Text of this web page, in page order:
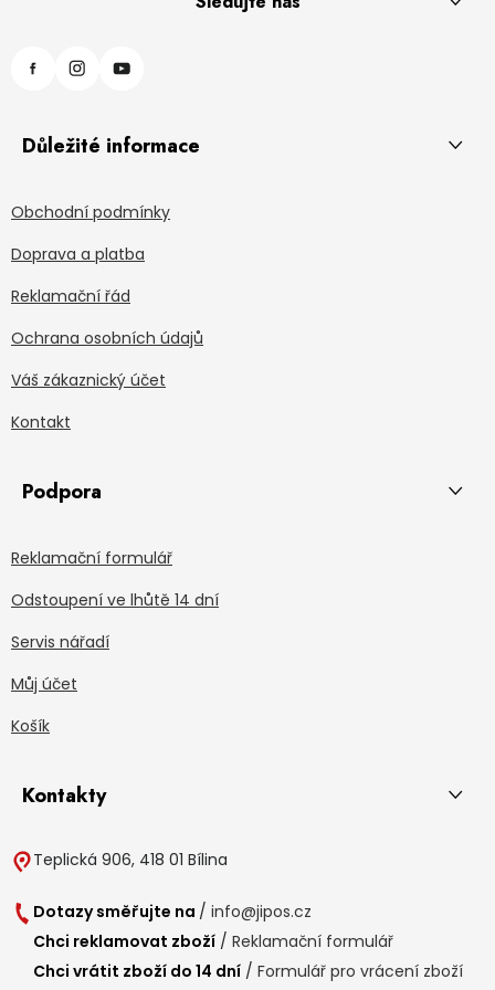
Důležité informace
Obchodní podmínky
Doprava a platba
Reklamační řád
Ochrana osobních údajů
Váš zákaznický účet
Kontakt
Podpora
Reklamační formulář
Odstoupení ve lhůtě 14 dní
Servis nářadí
Můj účet
Košík
Kontakty
Teplická 906, 418 01 Bílina
Dotazy směřujte na / info@jipos.cz
Chci reklamovat zboží / Reklamační formulář
Chci vrátit zboží do 14 dní / Formulář pro vrácení zboží